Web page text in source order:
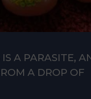
A PARASITE,
A DROP OF